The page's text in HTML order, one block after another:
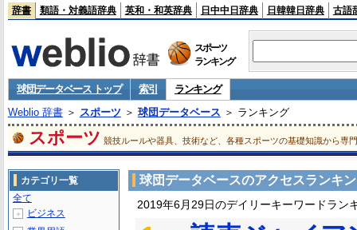
辞書 類語・対義語辞典 英和・和英辞典 日中中日辞典 日韓韓日辞典 古語
スポーツ
ランキング
球団データベース トップ 索引
ランキング
Weblio 辞書＞ スポーツ ＞ 球団データベース ＞ ランキング
スポーツ 競技ルールや器具、技術など、各種スポーツの基礎知識から専
球団データベースのアクセスランキ
2019年6月29日のデイリーキーワードラン
カテゴリ一覧
全て
＋ ビジネス